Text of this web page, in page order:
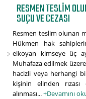
RESMEN TESLIM
SUÇU VE CEZASI
Resmen teslim olunan
Hükmen hak
elkoyan kimseye üç
Muhafaza edilmek
hacizli veya herhangi
kişinin elinden rızası
alınması...+Devamını